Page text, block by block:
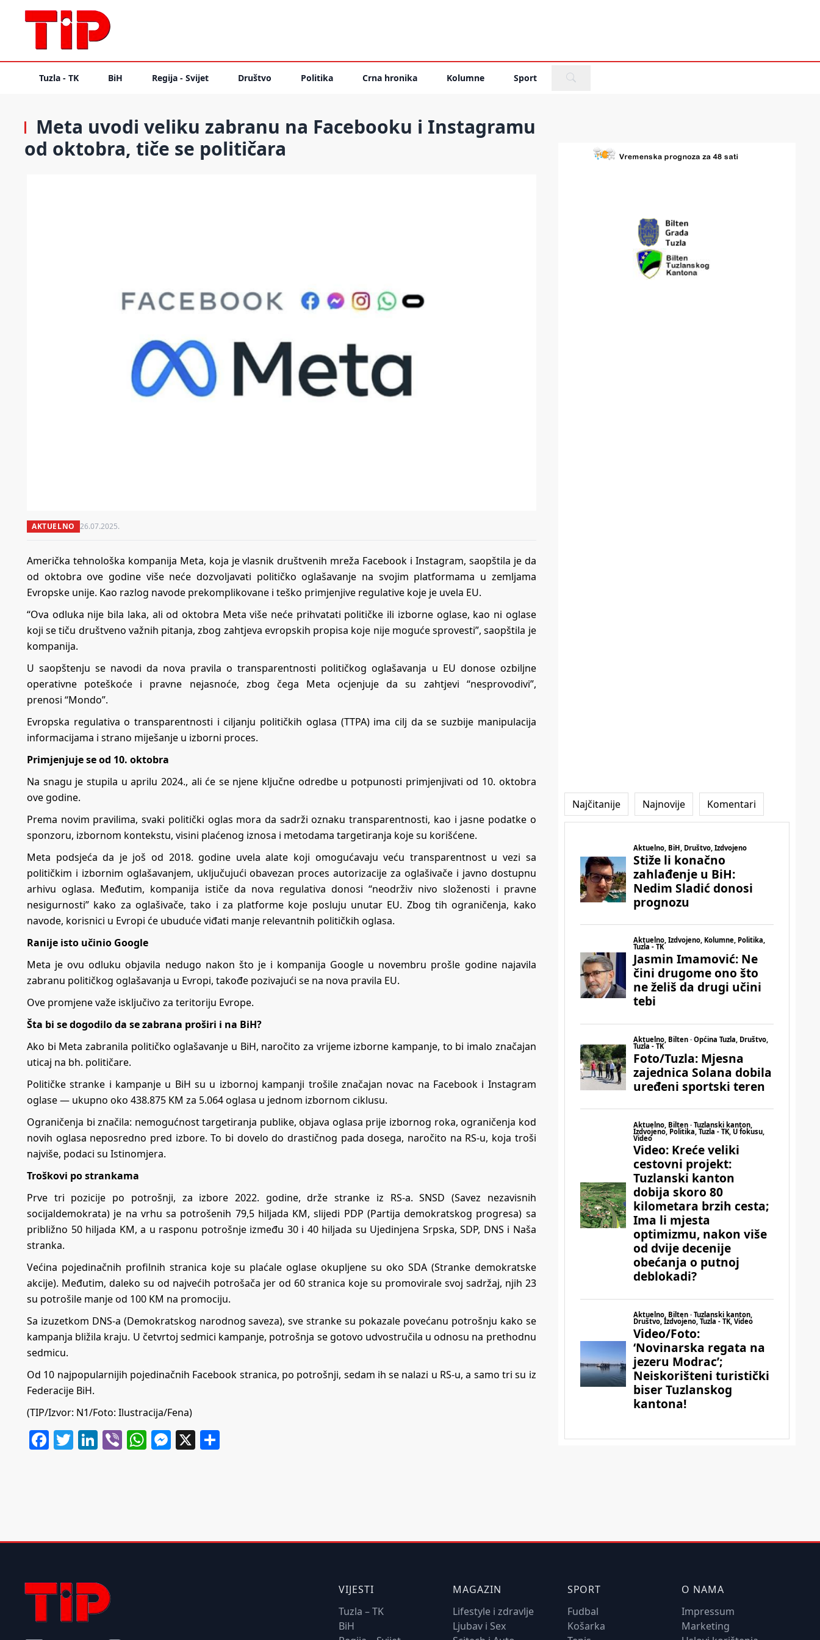
Tuzla - TK BiH Regija - Svijet Društvo Politika Crna hronika Kolumne Sport
Meta uvodi veliku zabranu na Facebooku i Instagramu
od oktobra, tiče se političara
AKTUELNO 26.07.2025.
Američka tehnološka kompanija Meta, koja je vlasnik društvenih mreža Facebook i Instagram, saopštila je da
od oktobra ove godine više neće dozvoljavati političko oglašavanje na svojim platformama u zemljama
Evropske unije. Kao razlog navode prekomplikovane i teško primjenjive regulative koje je uvela EU.
“Ova odluka nije bila laka, ali od oktobra Meta više neće prihvatati političke ili izborne oglase, kao ni oglase
koji se tiču društveno važnih pitanja, zbog zahtjeva evropskih propisa koje nije moguće sprovesti”, saopštila je
kompanija.
U saopštenju se navodi da nova pravila o transparentnosti političkog oglašavanja u EU donose ozbiljne
operativne poteškoće i pravne nejasnoće, zbog čega Meta ocjenjuje da su zahtjevi “nesprovodivi”,
prenosi “Mondo”.
Evropska regulativa o transparentnosti i ciljanju političkih oglasa (TTPA) ima cilj da se suzbije manipulacija
informacijama i strano miješanje u izborni proces.
Primjenjuje se od 10. oktobra
Na snagu je stupila u aprilu 2024., ali će se njene ključne odredbe u potpunosti primjenjivati od 10. oktobra
ove godine.
Prema novim pravilima, svaki politički oglas mora da sadrži oznaku transparentnosti, kao i jasne podatke o
sponzoru, izbornom kontekstu, visini plaćenog iznosa i metodama targetiranja koje su korišćene.
Meta podsjeća da je još od 2018. godine uvela alate koji omogućavaju veću transparentnost u vezi sa
političkim i izbornim oglašavanjem, uključujući obavezan proces autorizacije za oglašivače i javno dostupnu
arhivu oglasa. Međutim, kompanija ističe da nova regulativa donosi “neodrživ nivo složenosti i pravne
nesigurnosti” kako za oglašivače, tako i za platforme koje posluju unutar EU. Zbog tih ograničenja, kako
navode, korisnici u Evropi će ubuduće viđati manje relevantnih političkih oglasa.
Ranije isto učinio Google
Meta je ovu odluku objavila nedugo nakon što je i kompanija Google u novembru prošle godine najavila
zabranu političkog oglašavanja u Evropi, takođe pozivajući se na nova pravila EU.
Ove promjene važe isključivo za teritoriju Evrope.
Šta bi se dogodilo da se zabrana proširi i na BiH?
Ako bi Meta zabranila političko oglašavanje u BiH, naročito za vrijeme izborne kampanje, to bi imalo značajan
uticaj na bh. političare.
Političke stranke i kampanje u BiH su u izbornoj kampanji trošile značajan novac na Facebook i Instagram
oglase — ukupno oko 438.875 KM za 5.064 oglasa u jednom izbornom ciklusu.
Ograničenja bi značila: nemogućnost targetiranja publike, objava oglasa prije izbornog roka, ograničenja kod
novih oglasa neposredno pred izbore. To bi dovelo do drastičnog pada dosega, naročito na RS-u, koja troši
najviše, podaci su Istinomjera.
Troškovi po strankama
Prve tri pozicije po potrošnji, za izbore 2022. godine, drže stranke iz RS-a. SNSD (Savez nezavisnih
socijaldemokrata) je na vrhu sa potrošenih 79,5 hiljada KM, slijedi PDP (Partija demokratskog progresa) sa
približno 50 hiljada KM, a u rasponu potrošnje između 30 i 40 hiljada su Ujedinjena Srpska, SDP, DNS i Naša
stranka.
Većina pojedinačnih profilnih stranica koje su plaćale oglase okupljene su oko SDA (Stranke demokratske
akcije). Međutim, daleko su od najvećih potrošača jer od 60 stranica koje su promovirale svoj sadržaj, njih 23
su potrošile manje od 100 KM na promociju.
Sa izuzetkom DNS-a (Demokratskog narodnog saveza), sve stranke su pokazale povećanu potrošnju kako se
kampanja bližila kraju. U četvrtoj sedmici kampanje, potrošnja se gotovo udvostručila u odnosu na prethodnu
sedmicu.
Od 10 najpopularnijih pojedinačnih Facebook stranica, po potrošnji, sedam ih se nalazi u RS-u, a samo tri su iz
Federacije BiH.
(TIP/Izvor: N1/Foto: Ilustracija/Fena)
Facebook
Twitter
LinkedIn
ViberWhatsApp
Messenger
X
Najčitanije Najnovije Komentari
VIJESTI
Tuzla – TK
BiH
MAGAZIN
Lifestyle i zdravlje
Ljubav i Sex
SPORT
Fudbal
Košarka
O NAMA
Impressum
Marketing